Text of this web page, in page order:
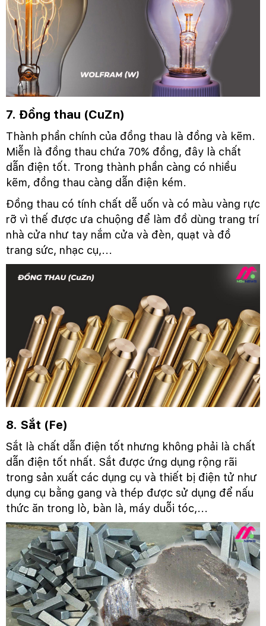
7. Đồng thau (CuZn)
Thành phần chính của đồng thau là đồng và kẽm.
Miễn là đồng thau chứa 70% đồng, đây là chất
dẫn điện tốt. Trong thành phần càng có nhiều
kẽm, đồng thau càng dẫn điện kém.
Đồng thau có tính chất dễ uốn và có màu vàng rực
rỡ vì thế được ưa chuộng để làm đồ dùng trang trí
nhà cửa như tay nắm cửa và đèn, quạt và đồ
trang sức, nhạc cụ,...
8. Sắt (Fe)
Sắt là chất dẫn điện tốt nhưng không phải là chất
dẫn điện tốt nhất. Sắt được ứng dụng rộng rãi
trong sản xuất các dụng cụ và thiết bị điện tử như
dụng cụ bằng gang và thép được sử dụng để nấu
thức ăn trong lò, bàn là, máy duỗi tóc,...